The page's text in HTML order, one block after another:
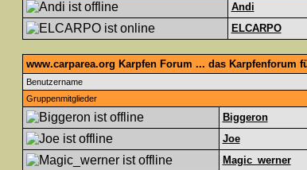
Andi
ELCARPO
www.carparea.org Karpfen Forum ... das Karpfenforum
Benutzername
Gruppenmitglieder
Biggeron
Joe
Magic_werner